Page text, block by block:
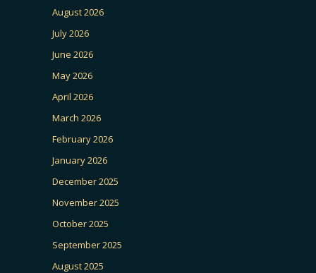
August 2026
July 2026
June 2026
May 2026
April 2026
March 2026
February 2026
January 2026
December 2025
November 2025
October 2025
September 2025
August 2025